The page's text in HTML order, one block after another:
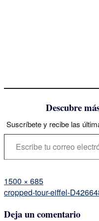
Descubre
Suscríbete y recibe las
Escribe tu correo electrónico…
Tamaño
completo
1500 × 685
Navegación
la
cropped-tour-eiffel-
Deja un comentario